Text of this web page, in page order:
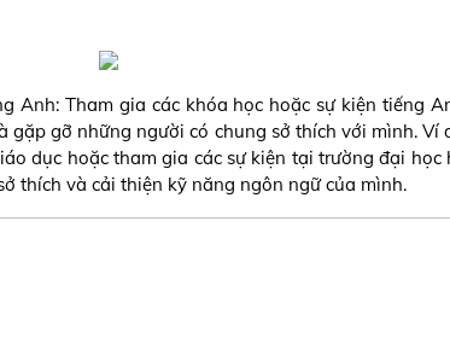
Anh: Tham gia các khóa học hoặc sự kiện tiếng
gỡ những người có chung sở thích với mình. Ví
dục hoặc tham gia các sự kiện tại trường đại học
thích và cải thiện kỹ năng ngôn ngữ của mình.